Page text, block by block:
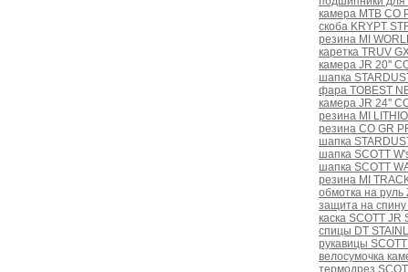
камера MTB CO
скоба KRYPT
резина MI
каретка TRUV
камера JR 20''
шапка
фара TOBEST
камера JR 24''
резина MI
резина CO GR
шапка
шапка SCOTT
шапка SCOTT
резина MI
обмотка на руль
защита на спину
каска SCOTT
спицы DT
рукавицы
велосумочка